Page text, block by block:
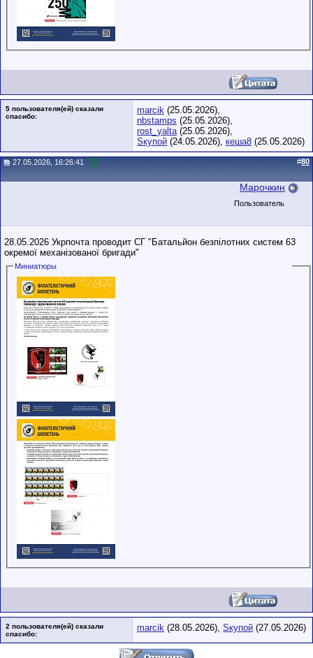
5 пользователя(ей) сказали
cпасибо:
marcik (25.05.2026),
nbstamps (25.05.2026),
rost_yalta(25.05.2026),
Sкупой (24.05.2026), кеша8 (25.05.2026)
27.05.2026, 16:26:41 #80
Марочкин
Пользователь
28.05.2026 Укрпочта проводит СГ "Батальйон безпілотних систем 63
окремої механізованої бригади"
Миниатюры
2 пользователя(ей) сказали
cпасибо:
marcik (28.05.2026), Sкупой (27.05.2026)